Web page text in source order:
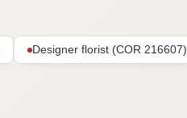
Designer florist (COR 216607)